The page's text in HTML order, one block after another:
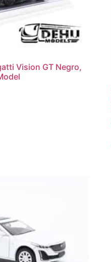
Vision GT Negro,